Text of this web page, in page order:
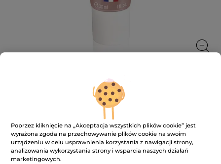
Podkład matujący
Wyrównuje koloryt skóry, zmniejsza pory i matuje
30 ml
3.4 ★★★★★
★★★★★
3.4
na
(141)DODAJ RECENZJĘ
Poprzez kliknięcie na „Akceptacja wszystkich plików cookie” jest
wyrażona zgoda na przechowywanie plików cookie na swoim
urządzeniu w celu usprawnienia korzystania z nawigacji strony,
analizowania wykorzystania strony i wsparcia naszych działań
marketingowych.